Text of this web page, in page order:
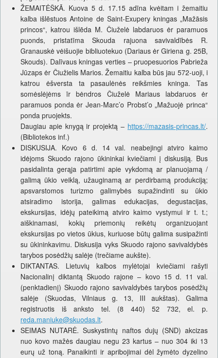
ŽEMAITĖŠKĀ. Kuova 5 d. 17.15 adīna kvėitam i žemaitiu
kalba išlēstuos Antoine de Saint-Exupery kningas „Mažāsis
princos“, katrou išlēda M. Čiuželė labdaruos ėr paramuos
puonds, pristatīma Skouda rajuona savivaldībės R.
Granauskė vėišuojie bibliuotekuo (Dariaus ėr Giriena g. 25B,
Skouds). Dalīvaus kningas verties – pruopesuorios Pabrieža
Jūzaps ėr Čiužielis Marios. Žemaitiu kalba būs jau 572-uoji, i
katrou ėšversta ta pasaulėnės reikšmies kninga. Tas
somėslėjėms īr bėndros Čiuželė Mariaus labdaruos ėr
paramuos ponda ėr Jean-Marc’o Probst’o „Mažuojė princa“
ponda pruojekts.
Daugiau apie knygą ir projektą – https://mazasis-princas.lt/.
(Bibliotekos inf.)
DISKUSIJA. Kovo 6 d. 14 val. neabejingi atviro kaimo
idėjoms Skuodo rajono ūkininkai kviečiami į diskusiją. Bus
pasidalinta gerąja patirtimi apie vykdomą ar planuojamą /
galimą ūkio veiklą, užauginamą ar perdirbamą produkciją;
apsvarstomos turizmo galimybės supažindinti su ūkio
atsiradimo istorija, galimas edukacijas, degustacijas,
ekskursijas, idėjų pateikimą atviro kaimo vystymui ir t. t.;
aiškinamasi, kokių priemonių reikėtų organizuojant
ekskursijas po vietos ūkius, kuriuose būtų galima susipažinti
su ūkininkavimu. Diskusija vyks Skuodo rajono savivaldybės
tarybos posėdžių salėje (trečiame aukšte).
DIKTANTAS. Lietuvių kalbos mylėtojai kviečiami rašyti
Nacionalinį diktantą Skuodo rajone – kovo 15 d. 11 val.
(penktadienį) Skuodo rajono savivaldybės tarybos posėdžių
salėje (Skuodas, Vilniaus g. 13, III aukštas). Galima
registruotis iš anksto tel. (8 440) 52 732, el. p.
reda.maniuke@skuodas.lt.
SEIMAS NUTARĖ. Suskystintų naftos dujų (SND) akcizas
nuo kovo mažės daugiau negu 23 kartus – nuo 304 iki 13
eurų už toną. Panaikinti ir apribojimai dėl žymėto dyzelino